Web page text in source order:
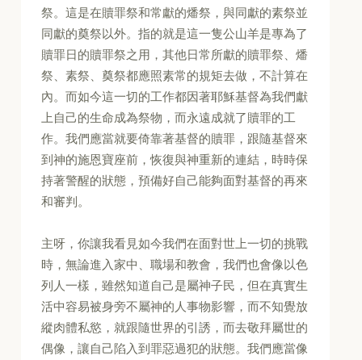
祭。這是在贖罪祭和常獻的燔祭，與同獻的素祭並
同獻的奠祭以外。指的就是這一隻公山羊是專為了
贖罪日的贖罪祭之用，其他日常所獻的贖罪祭、燔
祭、素祭、奠祭都應照素常的規矩去做，不計算在
內。而如今這一切的工作都因著耶穌基督為我們獻
上自己的生命成為祭物，而永遠成就了贖罪的工
作。我們應當就要倚靠著基督的贖罪，跟隨基督來
到神的施恩寶座前，恢復與神重新的連結，時時保
持著警醒的狀態，預備好自己能夠面對基督的再來
和審判。
主呀，你讓我看見如今我們在面對世上一切的挑戰
時，無論進入家中、職場和教會，我們也會像以色
列人一樣，雖然知道自己是屬神子民，但在真實生
活中容易被身旁不屬神的人事物影響，而不知覺放
縱肉體私慾，就跟隨世界的引誘，而去敬拜屬世的
偶像，讓自己陷入到罪惡過犯的狀態。我們應當像